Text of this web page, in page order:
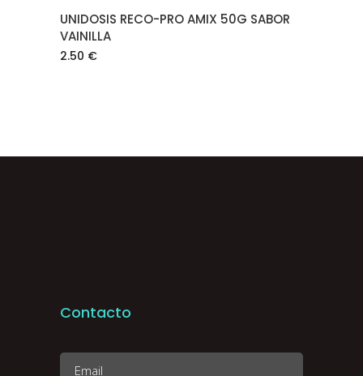
UNIDOSIS RECO-PRO AMIX 50G SABOR
VAINILLA
2.50 €
Contacto